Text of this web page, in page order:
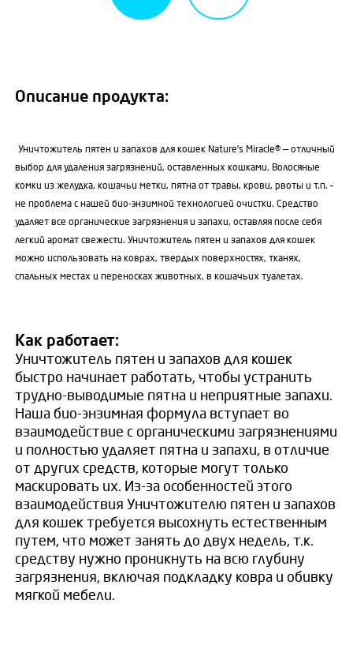
Описание продукта:
Уничтожитель пятен и запахов для кошек Nature’s Miracle® — отличный
выбор для удаления загрязнений, оставленных кошками. Волосяные
комки из желудка, кошачьи метки, пятна от травы, крови, рвоты и т.п. –
не проблема с нашей био-энзимной технологией очистки. Средство
удаляет все органические загрязнения и запахи, оставляя после себя
легкий аромат свежести. Уничтожитель пятен и запахов для кошек
можно использовать на коврах, твердых поверхностях, тканях,
спальных местах и переносках животных, в кошачьих туалетах.
Как работает:
Уничтожитель пятен и запахов для кошек
быстро начинает работать, чтобы устранить
трудно-выводимые пятна и неприятные запахи.
Наша био-энзимная формула вступает во
взаимодействие с органическими загрязнениями
и полностью удаляет пятна и запахи, в отличие
от других средств, которые могут только
маскировать их. Из-за особенностей этого
взаимодействия Уничтожителю пятен и запахов
для кошек требуется высохнуть естественным
путем, что может занять до двух недель, т.к.
средству нужно проникнуть на всю глубину
загрязнения, включая подкладку ковра и обивку
мягкой мебели.